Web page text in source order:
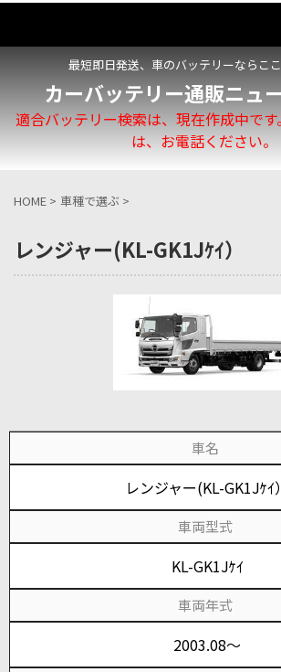
最短即日発送、車のバッテリーならこ
カーバッテリー通販ニュ
適合バッテリー検索は、現在作成中で
は、お電話ください。
HOME > 車種で選ぶ >
レンジャー(KL-GK1Jｹｲ）
車名
レンジャー(KL-GK1Jｹｲ）
車両型式
KL-GK1Jｹｲ
車両年式
2003.08～